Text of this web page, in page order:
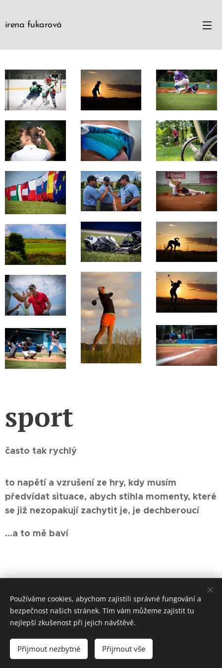
irena fukarová
sport
často tak rychlý
to napětí a vzrušení ze hry, kdy musím
předvídat situace, abych stihla momenty, které
se již nezopakují zachytit je, je dechberoucí
...a to mě baví
© 2021 Irena Fukarová,www.inhomestaging.cz
Vytvořeno službou Webnode
Používáme cookies, abychom zajistili správné fungování a
bezpečnost našich stránek. Tím vám můžeme zajistit tu
nejlepší zkušenost při jejich návštěvě.
Přijmout nezbytné Přijmout vše